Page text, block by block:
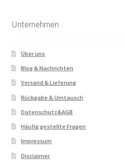
Unternehmen
Über uns
Blog & Nachrichten
Versand & Lieferung
Rückgabe & Umtausch
Datenschutz&AGB
Häufig gestellte Fragen
Impressum
Disclaimer